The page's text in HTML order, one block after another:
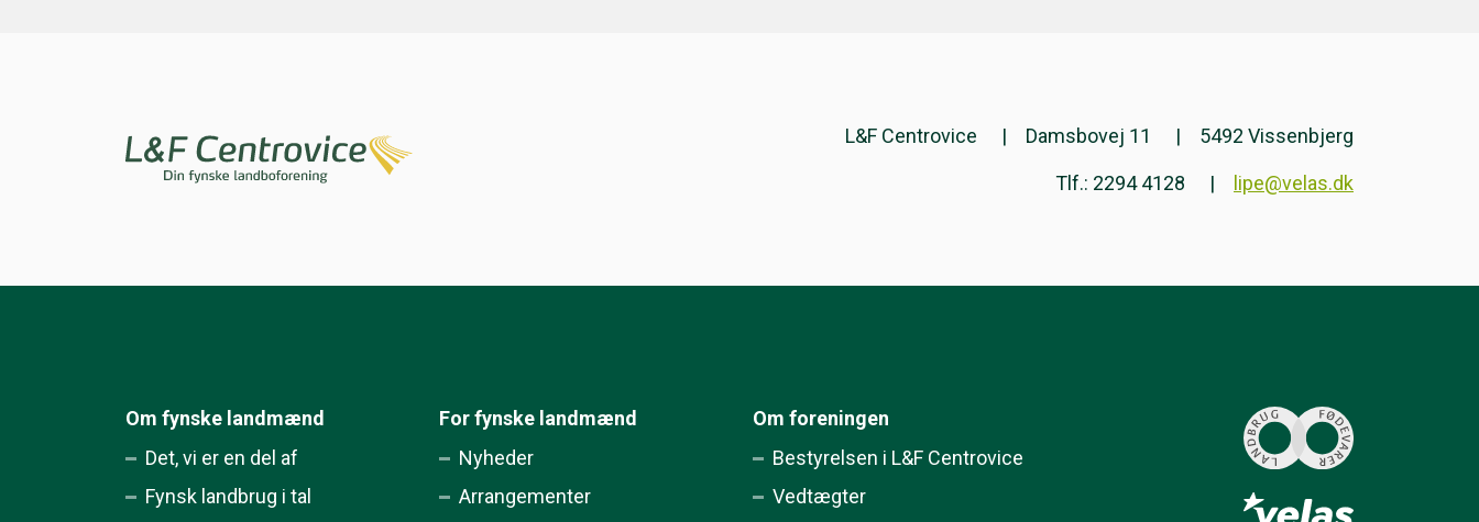
L&F Centrovice Damsbovej 11 5492 Vissenbjerg
Tlf.: 2294 4128 lipe@velas.dk
Om fynske landmænd
Det, vi er en del af
Fynsk landbrug i tal
For fynske landmænd
Nyheder
Arrangementer
Om foreningen
Bestyrelsen i L&F Centrovice
Vedtægter